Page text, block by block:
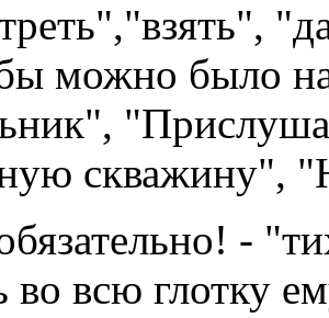
можно было
скважину",
-
во всю глотку